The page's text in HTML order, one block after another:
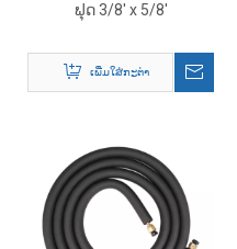
ຟຸດ 3/8' x 5/8'
ເພີ່ມໃສ່ກະຕ່າ